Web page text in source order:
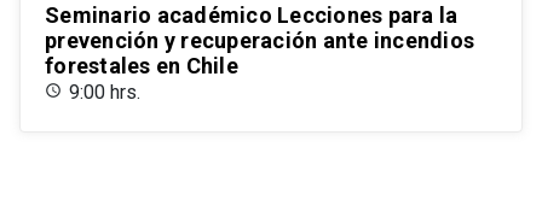
Seminario académico Lecciones para la
prevención y recuperación ante incendios
forestales en Chile
9:00 hrs.